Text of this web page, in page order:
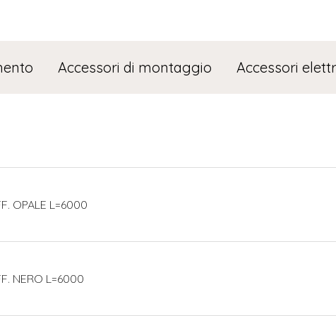
Accessori di montaggio Accessori
OPALE L=6000
NERO L=6000